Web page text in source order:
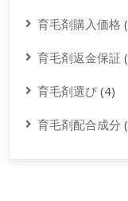
育毛剤購入価格
育毛剤返金保証
育毛剤選び (4)
育毛剤配合成分